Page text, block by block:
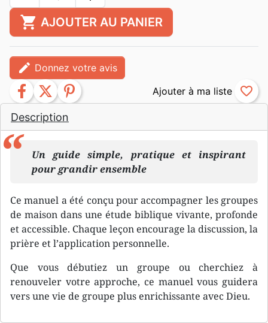
Description
Un guide simple, pratique et inspirant
pour grandir ensemble
Ce manuel a été conçu pour accompagner les groupes
de maison dans une étude biblique vivante, profonde
et accessible. Chaque leçon encourage la discussion, la
prière et l’application personnelle.
Que vous débutiez un groupe ou cherchiez à
renouveler votre approche, ce manuel vous guidera
vers une vie de groupe plus enrichissante avec Dieu.
shopping_cart AJOUTER AU PANIER
edit Donnez votre avis
facebook twitter pinterest favorite_border